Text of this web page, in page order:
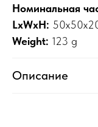
Номинальная
LxWxH:
Weight: 123 g
Описание